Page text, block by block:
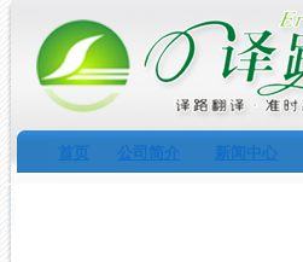
首页 公司简介 新闻中心